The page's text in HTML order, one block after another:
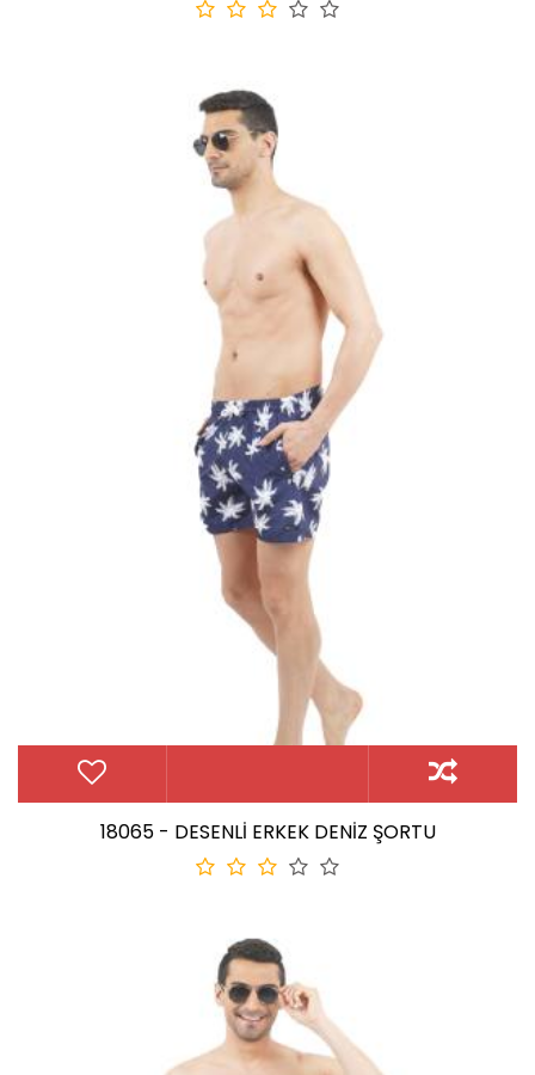
18065 - DESENLİ ERKEK DENİZ ŞORTU